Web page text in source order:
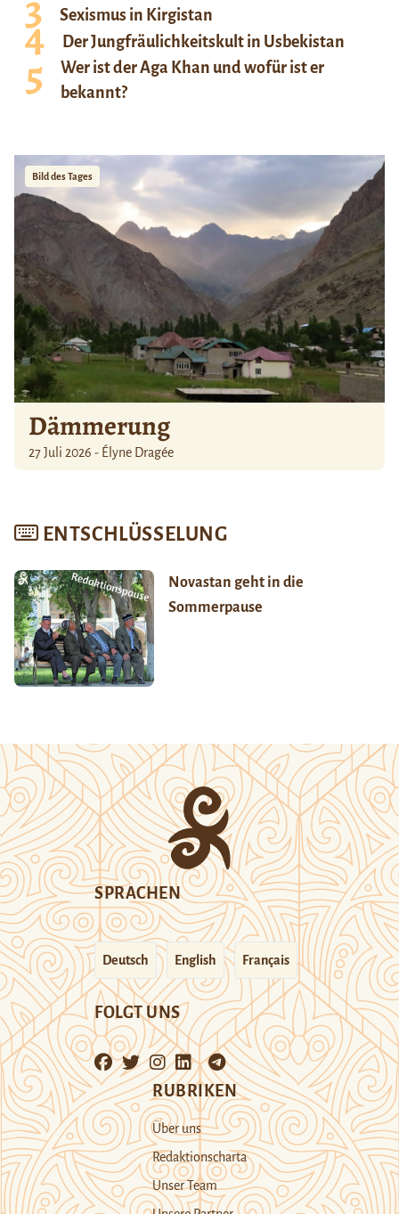
Sexismus in Kirgistan
Der Jungfräulichkeitskult in Usbekistan
Wer ist der Aga Khan und wofür ist er
bekannt?
Bild des Tages
Dämmerung
27 Juli 2026 - Élyne Dragée
ENTSCHLÜSSELUNG
Novastan geht in die
Sommerpause
SPRACHEN
Deutsch English Français
FOLGT UNS
RUBRIKEN
Über uns
Redaktionscharta
Unser Team